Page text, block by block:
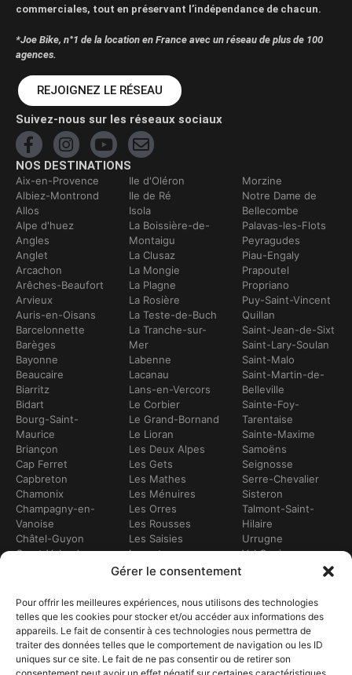
Gérer le consentement
Pour offrir les meilleures expériences, nous utilisons des technologies
telles que les cookies pour stocker et/ou accéder aux informations des
appareils. Le fait de consentir à ces technologies nous permettra de
traiter des données telles que le comportement de navigation ou les ID
uniques sur ce site. Le fait de ne pas consentir ou de retirer son
commerciales, tout en préservant l’indépendance de chacun.
*Joe Bike, n°1 de la location en France avec un réseau de plus de 100
agences.
REJOIGNEZ LE RÉSEAU
Suivez-nous sur les réseaux sociaux
NOS DESTINATIONS
Aix-en-Provence
Albiez-Montrond
Allos
Alpe d'huez
Angles
Anglet
Arcachon
Arêches-Beaufort
Arvieux
Auris-en-Oisans
Barcelonnette
Barèges
Bayonne
Beaucaire
Biarritz
Bidart
Bourg-Saint-
Maurice
Briançon
Cap Ferret
Capbreton
Chamonix
Champagny-en-
Vanoise
Châtel-Guyon
Crest-Voland
Embrun
Flumet
Frontignan
Gourette
Gruissan
Ile d'Oléron
Ile de Ré
Isola
La Boissière-de-
Montaigu
La Clusaz
La Mongie
La Plagne
La Rosière
La Teste-de-Buch
La Tranche-sur-
Mer
Labenne
Lacanau
Lans-en-Vercors
Le Corbier
Le Grand-Bornand
Le Lioran
Les Deux Alpes
Les Gets
Les Mathes
Les Ménuires
Les Orres
Les Rousses
Les Saisies
Leucate
Lézignan-
Loudenvielle
Luchon
Luz-Saint-Sauveur
Marennes
Marseille
Morzine
Notre Dame de
Bellecombe
Palavas-les-Flots
Peyragudes
Piau-Engaly
Prapoutel
Propriano
Puy-Saint-Vincent
Quillan
Saint-Jean-de-Sixt
Saint-Lary-Soulan
Saint-Malo
Saint-Martin-de-
Belleville
Sainte-Foy-
Tarentaise
Sainte-Maxime
Samoëns
Seignosse
Serre-Chevalier
Sisteron
Talmont-Saint-
Hilaire
Urrugne
Val Cenis
Valberg
Vars
Vendays-
Montalivet
Villard-de-Lans